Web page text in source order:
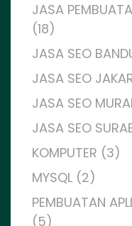
JASA
(18)
JASA SEO
JASA SEO
JASA SEO
JASA SEO
KOMPUTER (3)
MYSQL (2)
PEMBUATAN
(5)